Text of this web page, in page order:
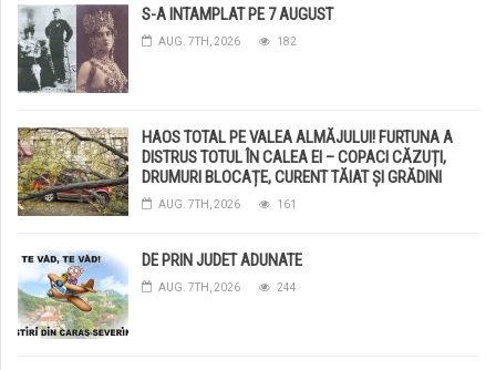
S-A INTAMPLAT PE 7 AUGUST
AUG. 7TH, 2026 182
HAOS TOTAL PE VALEA ALMĂJULUI! FURTUNA A
DISTRUS TOTUL ÎN CALEA EI – COPACI CĂZUȚI,
DRUMURI BLOCAȚE, CURENT TĂIAT ȘI GRĂDINI
DISTRUSE DE GRINDINĂ!
AUG. 7TH, 2026 161
DE PRIN JUDET ADUNATE
AUG. 7TH, 2026 244